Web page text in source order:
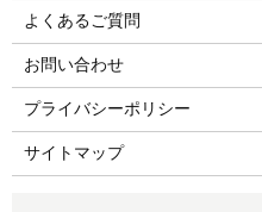
よくあるご質問
お問い合わせ
プライバシーポリシー
サイトマップ